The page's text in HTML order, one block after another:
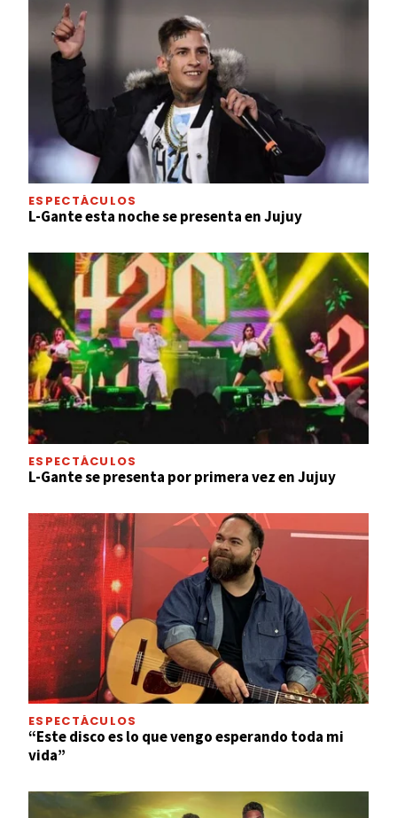
ESPECTÁCULOS
L-Gante esta noche se presenta en Jujuy
ESPECTÁCULOS
L-Gante se presenta por primera vez en Jujuy
ESPECTÁCULOS
“Este disco es lo que vengo esperando toda mi
vida”